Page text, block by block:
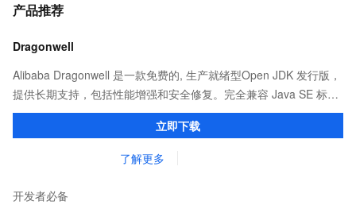
产品推荐
Dragonwell
Alibaba Dragonwell 是一款免费的, 生产就绪型Open JDK 发行版，
提供长期支持，包括性能增强和安全修复。完全兼容 Java SE 标
准，您可以在任何常用操作系统（包括 Linux、Windows 和
macOS）上开发 Java 应用程序。立即下载
了解更多
开发者必备